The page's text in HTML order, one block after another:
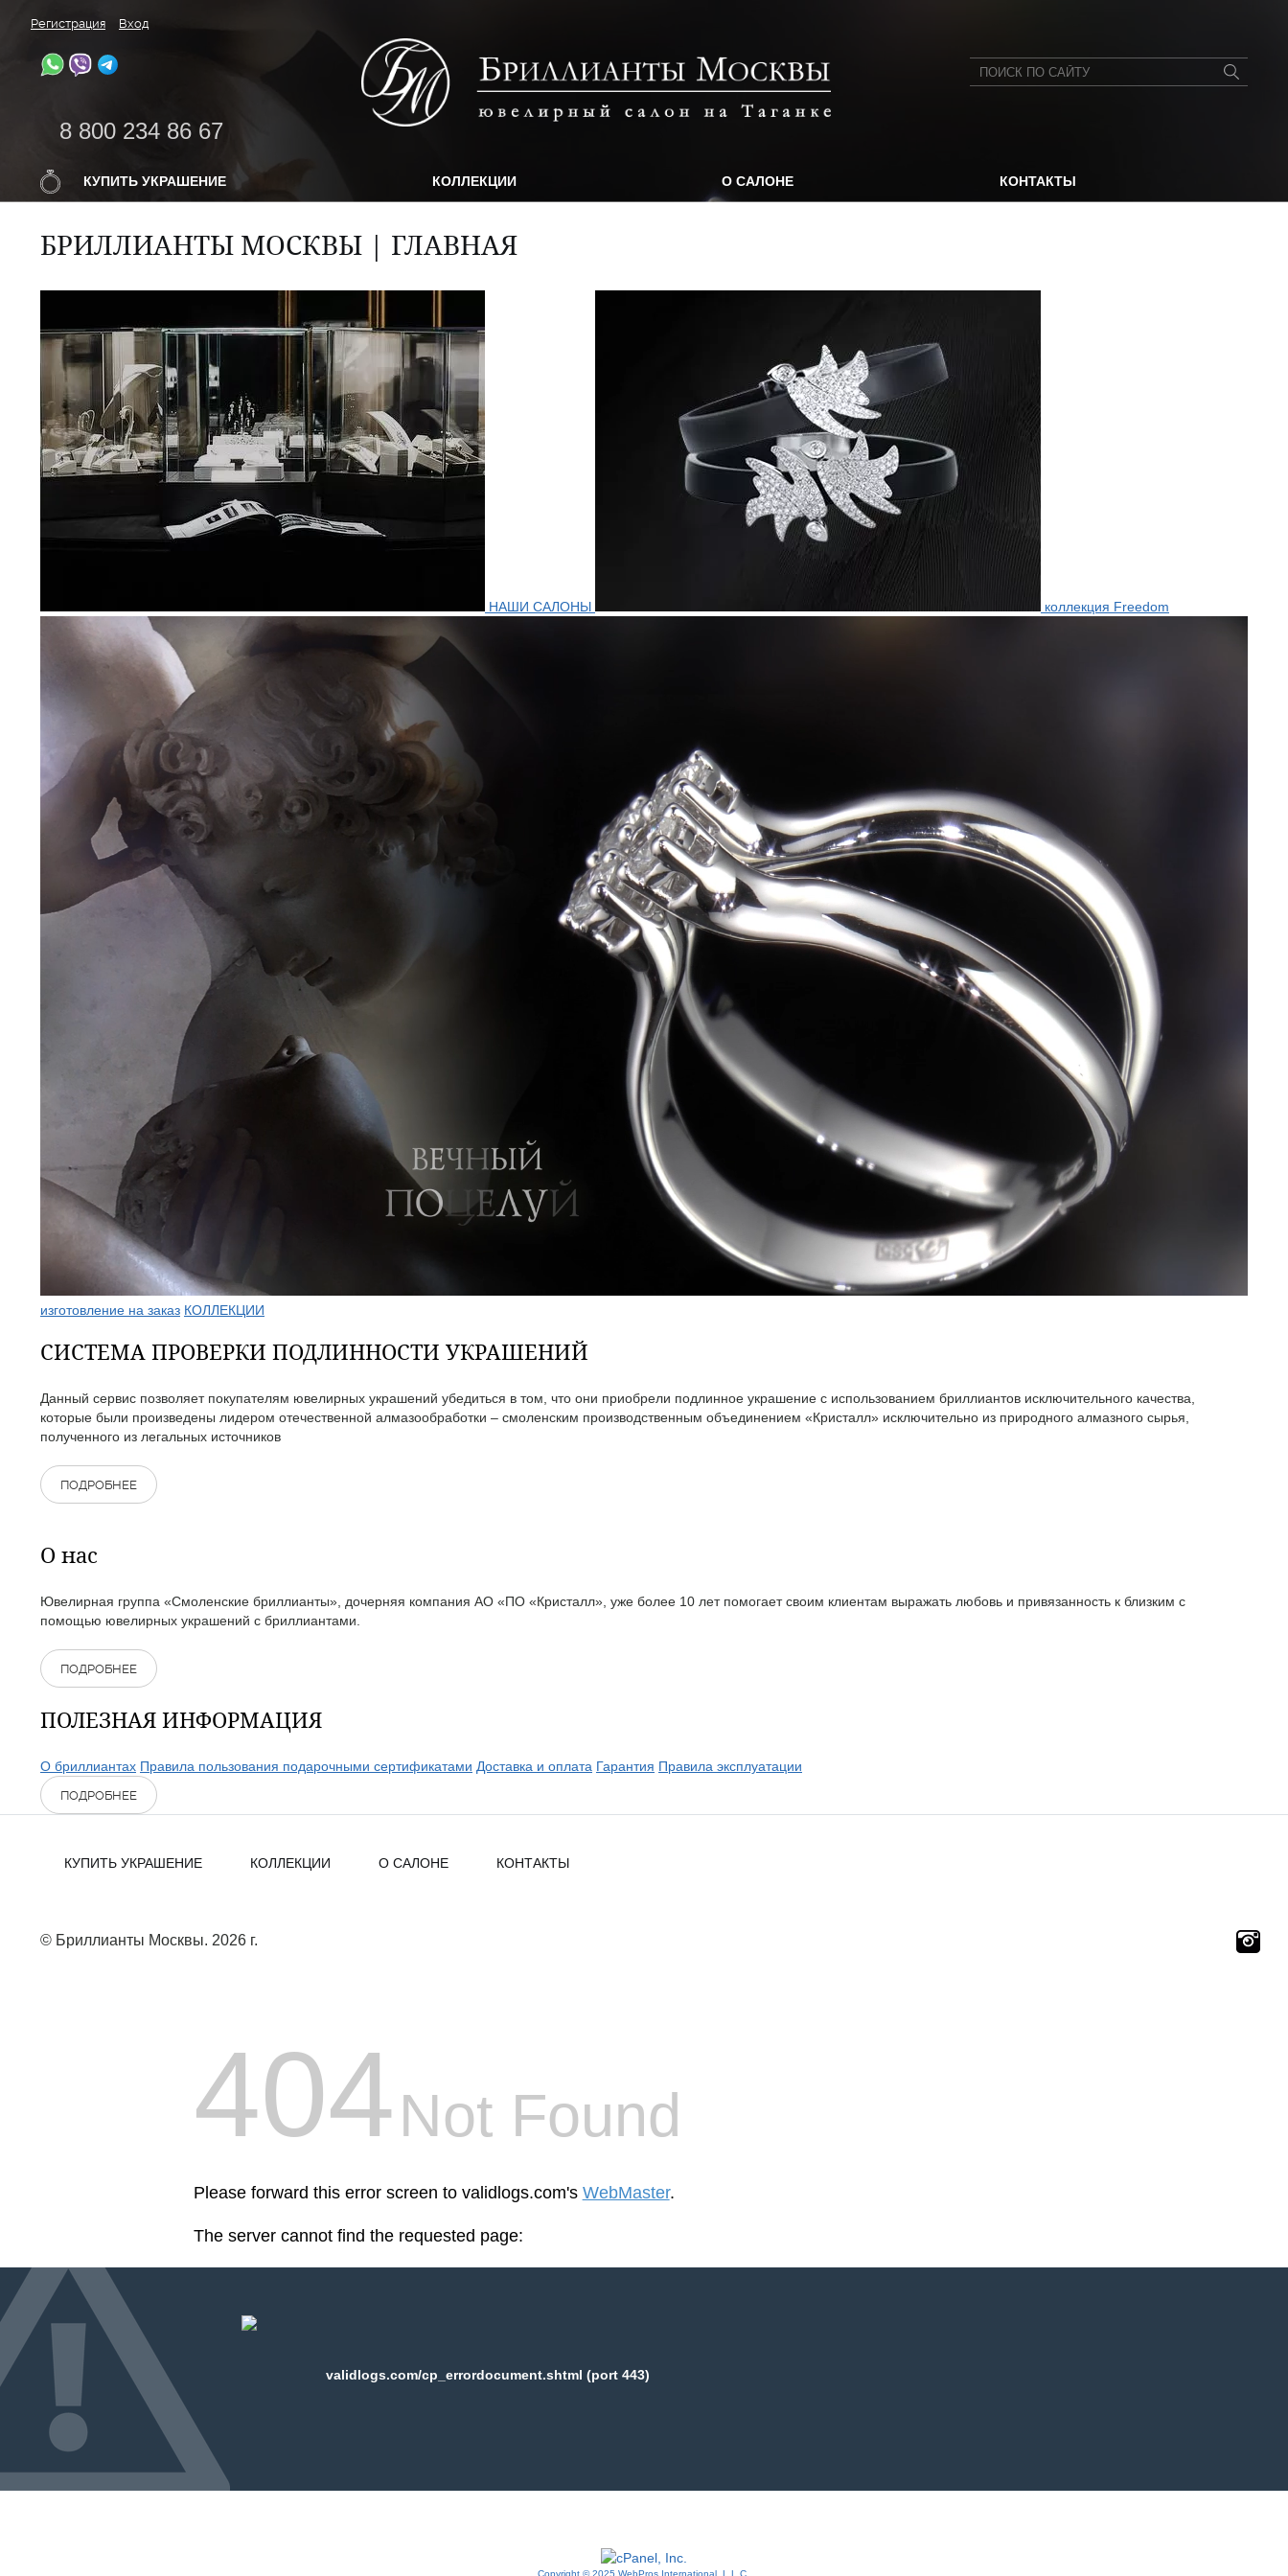
Регистрация Вход
8 800 234 86 67
КУПИТЬ УКРАШЕНИЕ КОЛЛЕКЦИИ О САЛОНЕ КОНТАКТЫ
БРИЛЛИАНТЫ МОСКВЫ | ГЛАВНАЯ
НАШИ САЛОНЫ коллекция Freedom
изготовление на заказ КОЛЛЕКЦИИ
СИСТЕМА ПРОВЕРКИ ПОДЛИННОСТИ УКРАШЕНИЙ
Данный сервис позволяет покупателям ювелирных украшений убедиться в том, что они приобрели подлинное украшение с использованием бриллиантов исключительного качества,
которые были произведены лидером отечественной алмазообработки – смоленским производственным объединением «Кристалл» исключительно из природного алмазного сырья,
полученного из легальных источников
ПОДРОБНЕЕ
О нас
Ювелирная группа «Смоленские бриллианты», дочерняя компания АО «ПО «Кристалл», уже более 10 лет помогает своим клиентам выражать любовь и привязанность к близким с
помощью ювелирных украшений с бриллиантами.
ПОДРОБНЕЕ
ПОЛЕЗНАЯ ИНФОРМАЦИЯ
О бриллиантах Правила пользования подарочными сертификатами Доставка и оплата Гарантия Правила эксплуатации
ПОДРОБНЕЕ
КУПИТЬ УКРАШЕНИЕ КОЛЛЕКЦИИ О САЛОНЕ КОНТАКТЫ
© Бриллианты Москвы. 2026 г.
404Not Found
Please forward this error screen to validlogs.com's WebMaster.
The server cannot find the requested page:
validlogs.com/cp_errordocument.shtml (port 443)
Copyright © 2025 WebPros International, L.L.C.